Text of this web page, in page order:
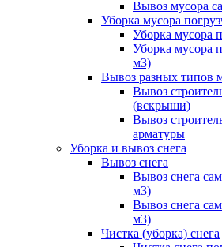
Вывоз мусора
Уборка мусора
Уборка мусора
Уборка мусора
м3)
Вывоз разных типов
Вывоз
(вскрыши)
Вывоз
арматуры
Уборка и вывоз снега
Вывоз снега
Вывоз снега
м3)
Вывоз снега
м3)
Чистка (уборка) снега